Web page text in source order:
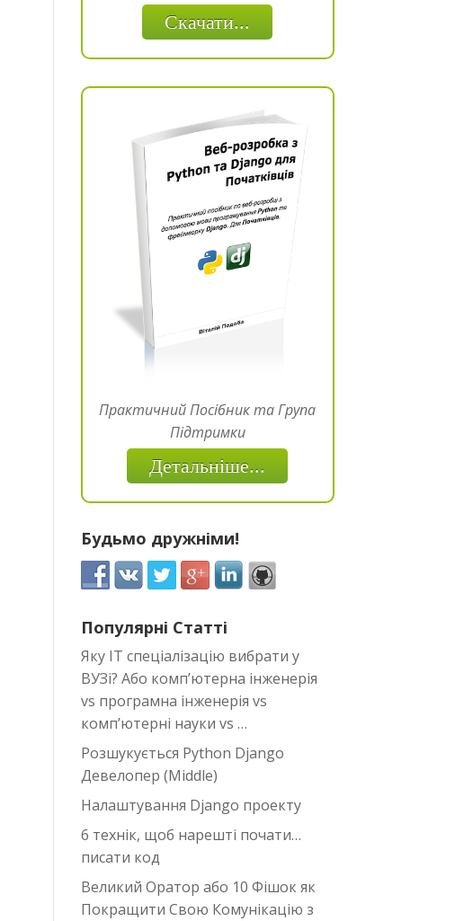
Скачати...
Практичний Посібник та Група
Підтримки
Детальніше...
Будьмо дружніми!
Популярні Статті
Яку IT спеціалізацію вибрати у
ВУЗі? Або комп’ютерна інженерія
vs програмна інженерія vs
комп’ютерні науки vs …
Розшукується Python Django
Девелопер (Middle)
Налаштування Django проекту
6 технік, щоб нарешті почати…
писати код
Великий Оратор або 10 Фішок як
Покращити Свою Комунікацію з